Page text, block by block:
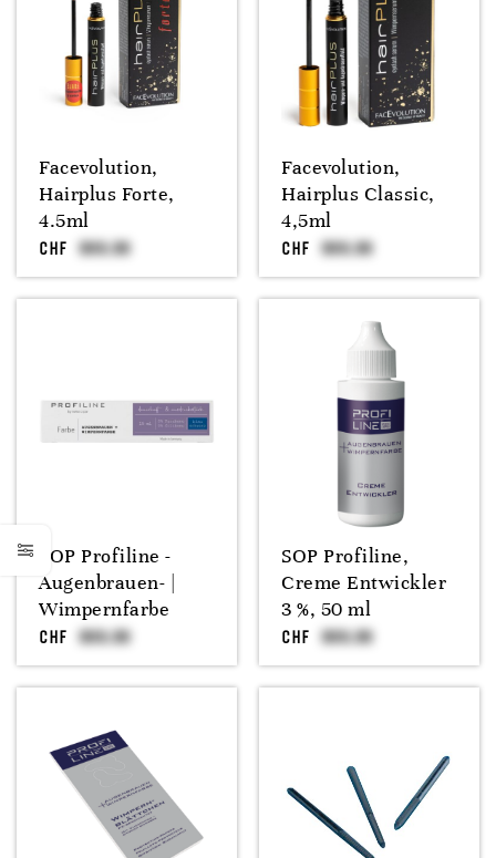
Facevolution,
Hairplus Forte,
4.5ml
CHF
Facevolution,
Hairplus Classic,
4,5ml
CHF
SOP Profiline -
Augenbrauen- |
Wimpernfarbe
CHF
SOP Profiline,
Creme Entwickler
3 %, 50 ml
CHF